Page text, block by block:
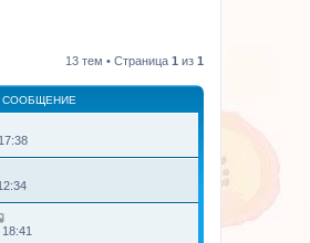
13 тем • Страница 1 из 1
СООБЩЕНИЕ